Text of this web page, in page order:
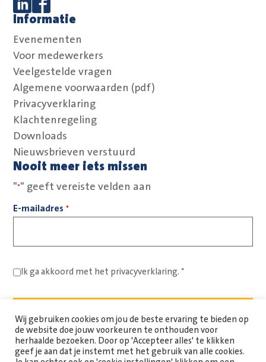
Volg ons op Linkedin
Volg ons op Facebook
Informatie
Evenementen
Voor medewerkers
Veelgestelde vragen
Algemene voorwaarden (pdf)
Privacyverklaring
Klachtenregeling
Downloads
Nieuwsbrieven verstuurd
Nooit meer iets missen
"*" geeft vereiste velden aan
E-mailadres *
Ik ga akkoord met het privacyverklaring. *
Wij gebruiken cookies om jou de beste ervaring te bieden op
de website doe jouw voorkeuren te onthouden voor
herhaalde bezoeken. Door op 'Accepteer alles' te klikken
geef je aan dat je instemt met het gebruik van alle cookies.